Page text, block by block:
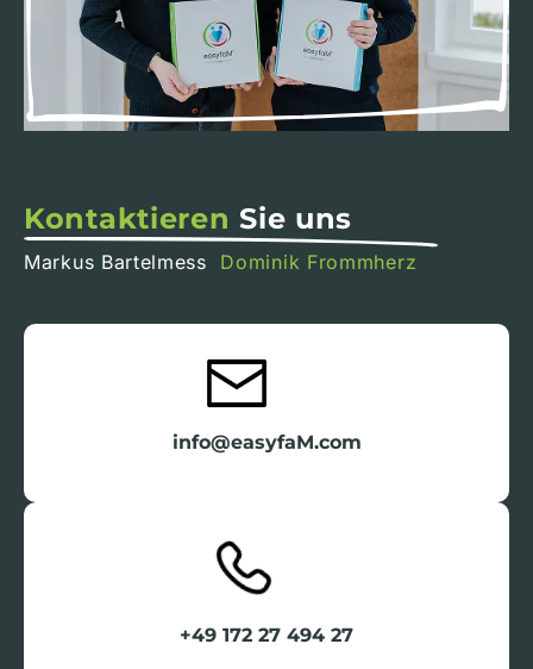
Kontaktieren Sie uns
Markus Bartelmess Dominik Frommherz
info@easyfaM.com
+49 172 27 494 27